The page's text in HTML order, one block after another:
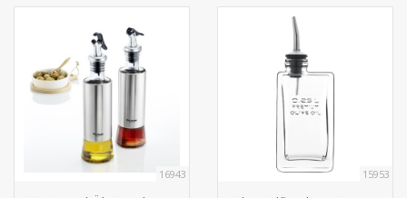
16943 15953